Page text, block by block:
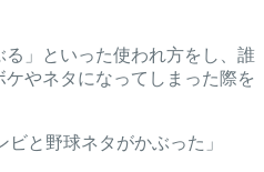
」といった使われ方をし、誰
やネタになってしまった際を
と野球ネタがかぶった」